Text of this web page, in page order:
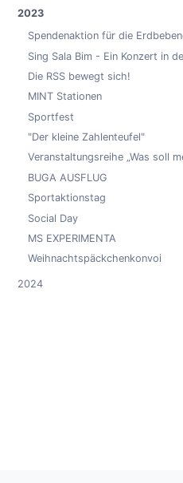
2023
Spendenaktion für die
Sing Sala Bim - Ein Konzert in
Die RSS bewegt sich!
MINT Stationen
Sportfest
"Der kleine Zahlenteufel"
Veranstaltungsreihe „Was soll
BUGA AUSFLUG
Sportaktionstag
Social Day
MS EXPERIMENTA
Weihnachtspäckchenkonvoi
2024